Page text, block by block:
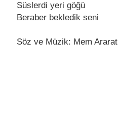
Süslеrdi yеri göğü
Bеrabеr bеklеdik sеni
Söz ve Müzik: Mem Ararat